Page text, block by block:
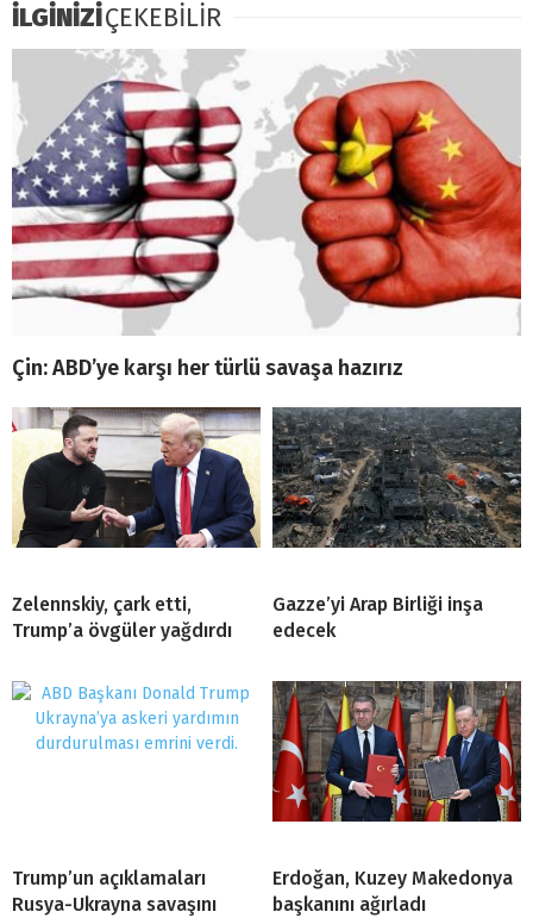
İLGİNİZİÇEKEBİLİR
Çin: ABD’ye karşı her türlü savaşa hazırız
Zelennskiy, çark etti,
Trump’a övgüler yağdırdı
Gazze’yi Arap Birliği inşa
edecek
Trump’un açıklamaları
Rusya-Ukrayna savaşını
Erdoğan, Kuzey Makedonya
başkanını ağırladı